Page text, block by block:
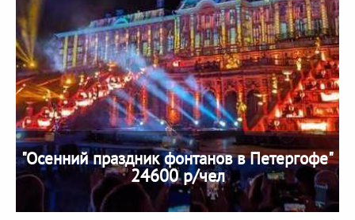
"Осенний праздник фонтанов в Петергофе"
24600 р/чел